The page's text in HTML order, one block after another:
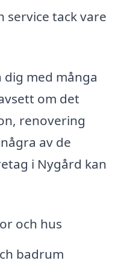
service tack vare
med många
om det
renovering
av de
i Nygård kan
och hus
badrum